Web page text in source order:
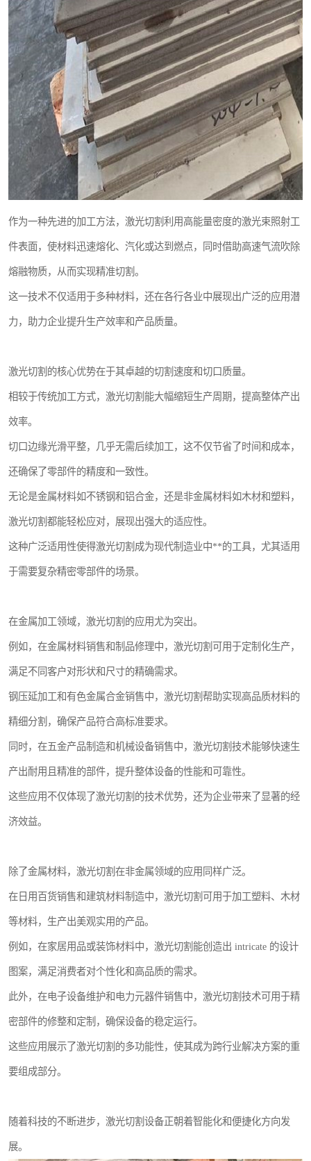
作为一种先进的加工方法，激光切割利用高能量密度的激光束照射工
件表面，使材料迅速熔化、汽化或达到燃点，同时借助高速气流吹除
熔融物质，从而实现精准切割。
这一技术不仅适用于多种材料，还在各行各业中展现出广泛的应用潜
力，助力企业提升生产效率和产品质量。
激光切割的核心优势在于其卓越的切割速度和切口质量。
相较于传统加工方式，激光切割能大幅缩短生产周期，提高整体产出
效率。
切口边缘光滑平整，几乎无需后续加工，这不仅节省了时间和成本，
还确保了零部件的精度和一致性。
无论是金属材料如不锈钢和铝合金，还是非金属材料如木材和塑料，
激光切割都能轻松应对，展现出强大的适应性。
这种广泛适用性使得激光切割成为现代制造业中**的工具，尤其适用
于需要复杂精密零部件的场景。
在金属加工领域，激光切割的应用尤为突出。
例如，在金属材料销售和制品修理中，激光切割可用于定制化生产，
满足不同客户对形状和尺寸的精确需求。
钢压延加工和有色金属合金销售中，激光切割帮助实现高品质材料的
精细分割，确保产品符合高标准要求。
同时，在五金产品制造和机械设备销售中，激光切割技术能够快速生
产出耐用且精准的部件，提升整体设备的性能和可靠性。
这些应用不仅体现了激光切割的技术优势，还为企业带来了显著的经
济效益。
除了金属材料，激光切割在非金属领域的应用同样广泛。
在日用百货销售和建筑材料制造中，激光切割可用于加工塑料、木材
等材料，生产出美观实用的产品。
例如，在家居用品或装饰材料中，激光切割能创造出 intricate 的设计
图案，满足消费者对个性化和高品质的需求。
此外，在电子设备维护和电力元器件销售中，激光切割技术可用于精
密部件的修整和定制，确保设备的稳定运行。
这些应用展示了激光切割的多功能性，使其成为跨行业解决方案的重
要组成部分。
随着科技的不断进步，激光切割设备正朝着智能化和便捷化方向发
展。